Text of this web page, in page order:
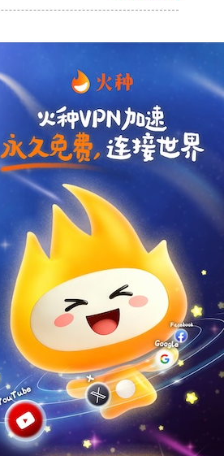
支持
支持[0] 反对[0]
支持[0] 反对[0]
旋风加速器
软件中心
银河加速器
银河加速器 1元机场
银河加速器
暴雪加速器
蜜蜂加速器
银河加速器 anyconnect